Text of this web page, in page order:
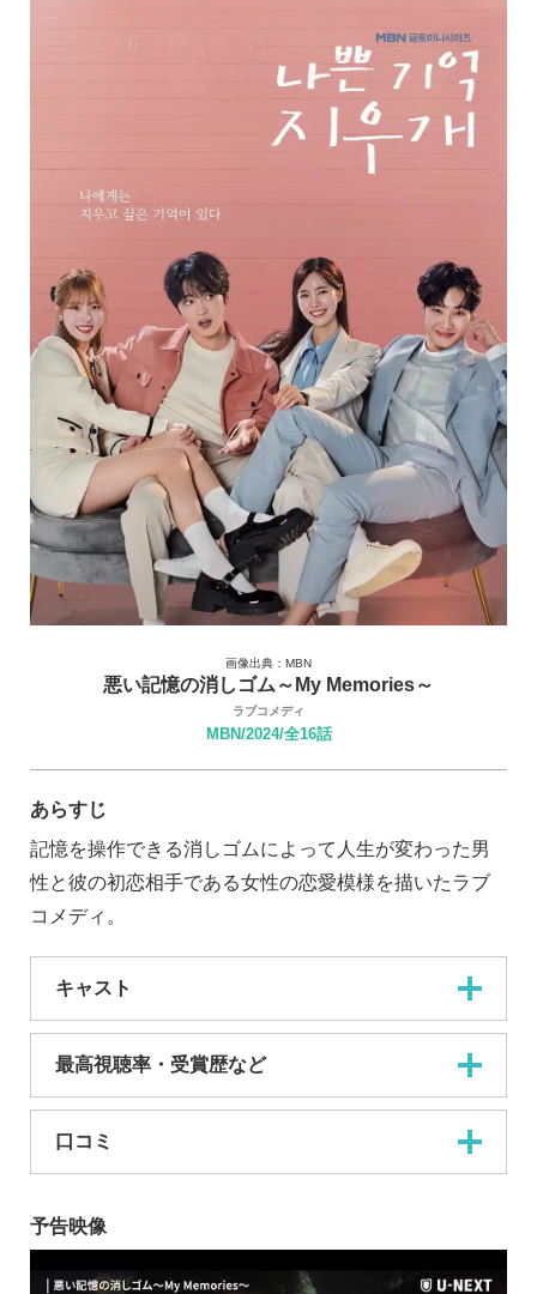
画像出典：MBN
悪い記憶の消しゴム～My Memories～
ラブコメディ
MBN/2024/全16話
あらすじ
記憶を操作できる消しゴムによって人生が変わった男
性と彼の初恋相手である女性の恋愛模様を描いたラブ
コメディ。
キャスト
最高視聴率・受賞歴など
口コミ
予告映像